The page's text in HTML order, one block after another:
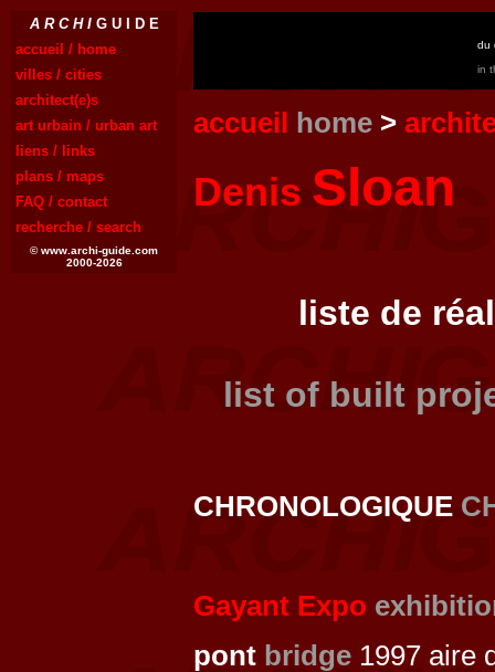
A R C H IG U I D E
accueil / home
villes / cities
architect(e)s
art urbain / urban art
liens / links
plans / maps
FAQ / contact
recherche / search
© www.archi-guide.com
2000-2026
du
in
accueil home >
Denis Sloan
liste de
list of built
CHRONOLOGIQUE
Gayant Expo
pont bridge 1997 aire